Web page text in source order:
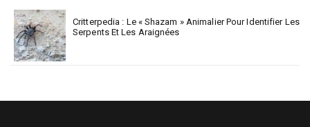
Critterpedia : Le « Shazam » Animalier Pour Identifier Les
Serpents Et Les Araignées